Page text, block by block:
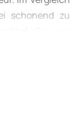
schonend zu